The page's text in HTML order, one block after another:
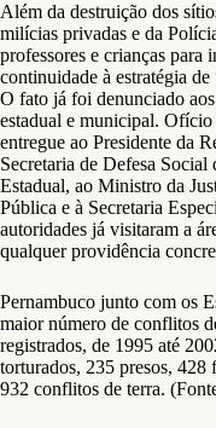
Além da destruição dos
milícias privadas e da
professores e crianças para
continuidade à estratégia
O fato já foi denunciado
estadual e municipal.
entregue ao Presidente da
Secretaria de Defesa
Estadual, ao Ministro da
Pública e à Secretaria
autoridades já visitaram a
qualquer providência
Pernambuco junto com os
maior número de conflitos
registrados, de 1995 até
torturados, 235 presos, 428
932 conflitos de terra.